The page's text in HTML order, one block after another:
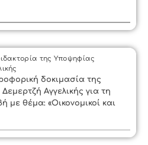
της Υποψηφίας
δοκιμασία της
Αγγελικής για τη
με θέμα: «Οικονομικοί και